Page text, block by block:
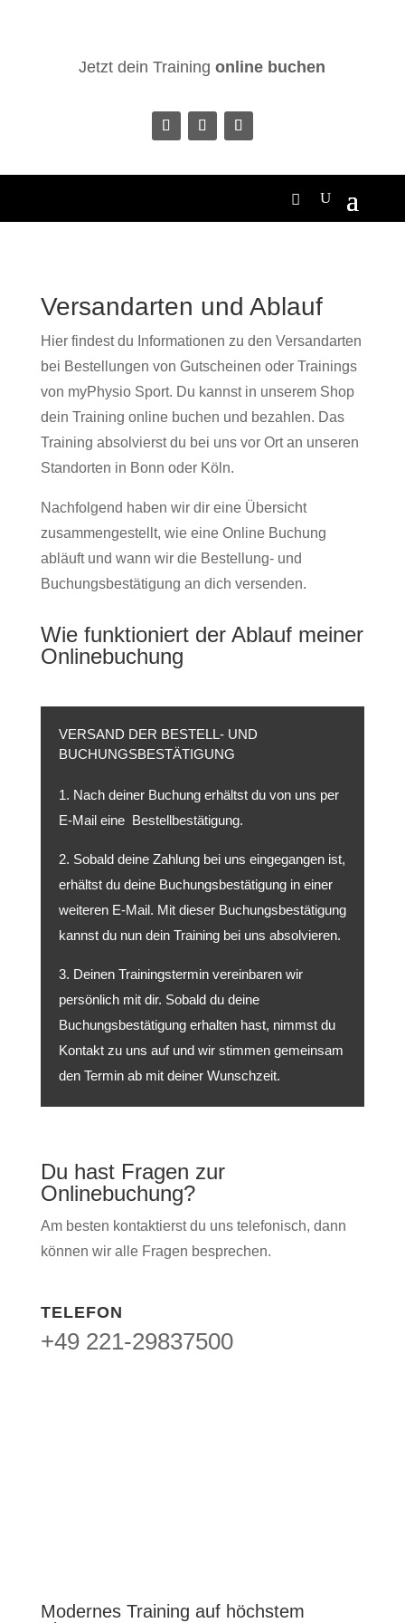
Jetzt dein Trainingonline buchen
Versandarten und Ablauf
Hier findest du Informationen zu den Versandarten
bei Bestellungen von Gutscheinen oder Trainings
von myPhysio Sport. Du kannst in unserem Shop
dein Training online buchen und bezahlen. Das
Training absolvierst du bei uns vor Ort an unseren
Standorten in Bonn oder Köln.
Nachfolgend haben wir dir eine Übersicht
zusammengestellt, wie eine Online Buchung
abläuft und wann wir die Bestellung- und
Buchungsbestätigung an dich versenden.
Wie funktioniert der Ablauf meiner
Onlinebuchung
VERSAND DER BESTELL- UND
BUCHUNGSBESTÄTIGUNG
1. Nach deiner Buchung erhältst du von uns per
E-Mail eine Bestellbestätigung.
2. Sobald deine Zahlung bei uns eingegangen ist,
erhältst du deine Buchungsbestätigung in einer
weiteren E-Mail. Mit dieser Buchungsbestätigung
kannst du nun dein Training bei uns absolvieren.
3. Deinen Trainingstermin vereinbaren wir
persönlich mit dir. Sobald du deine
Buchungsbestätigung erhalten hast, nimmst du
Kontakt zu uns auf und wir stimmen gemeinsam
den Termin ab mit deiner Wunschzeit.
Du hast Fragen zur
Onlinebuchung?
Am besten kontaktierst du uns telefonisch, dann
können wir alle Fragen besprechen.
TELEFON
+49 221-29837500
Modernes Training auf höchstem